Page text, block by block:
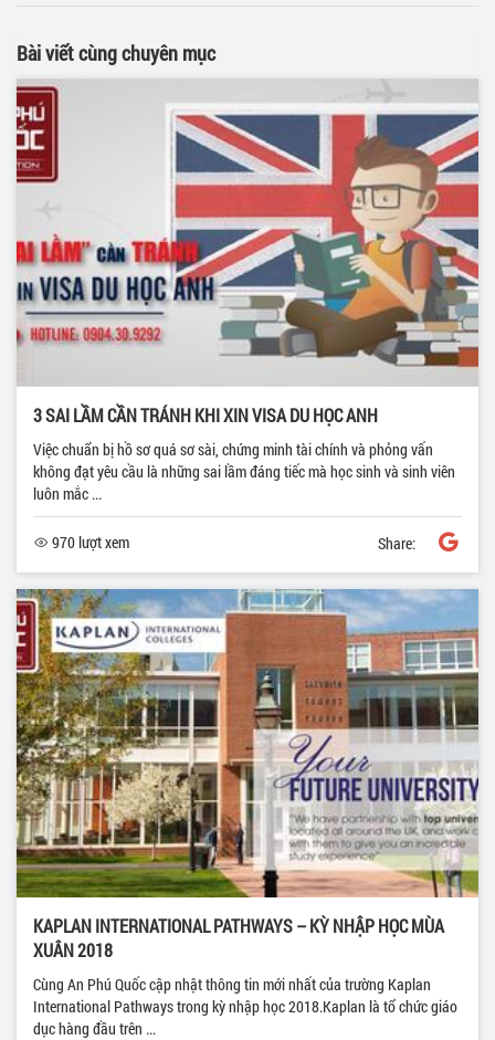
Bài viết cùng chuyên mục
3 SAI LẦM CẦN TRÁNH KHI XIN VISA DU HỌC ANH
Việc chuẩn bị hồ sơ quá sơ sài, chứng minh tài chính và phỏng vấn
không đạt yêu cầu là những sai lầm đáng tiếc mà học sinh và sinh viên
luôn mắc ...
970 lượt xem Share:
KAPLAN INTERNATIONAL PATHWAYS – KỲ NHẬP HỌC MÙA
XUÂN 2018
Cùng An Phú Quốc cập nhật thông tin mới nhất của trường Kaplan
International Pathways trong kỳ nhập học 2018.Kaplan là tổ chức giáo
dục hàng đầu trên ...